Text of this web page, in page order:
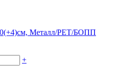
Металл/PET/БОПП
+